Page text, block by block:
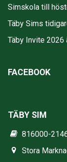
Simskola till
Täby Sims
Täby Invite 2026
FACEBOOK
TÄBY SIM
816000-
Stora